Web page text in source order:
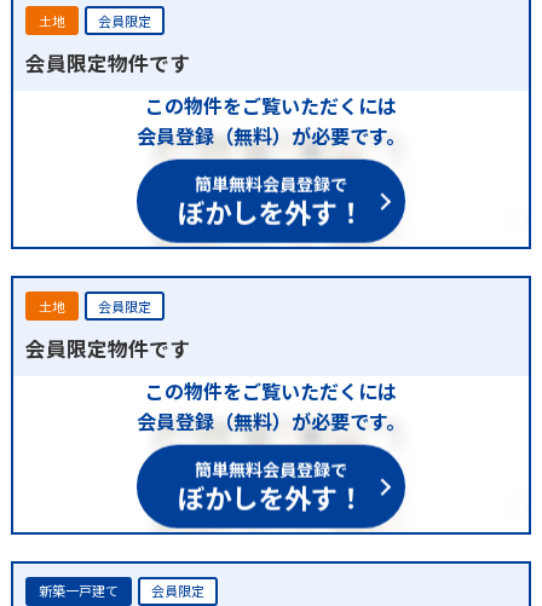
土地 会員限定
会員限定物件です
この物件をご覧いただくには
会員登録（無料）が必要です。
簡単無料会員登録で
ぼかしを外す！
土地 会員限定
会員限定物件です
この物件をご覧いただくには
会員登録（無料）が必要です。
簡単無料会員登録で
ぼかしを外す！
新築一戸建て 会員限定